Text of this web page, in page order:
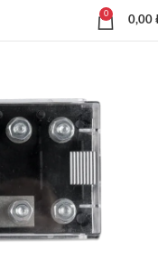
0
0,00